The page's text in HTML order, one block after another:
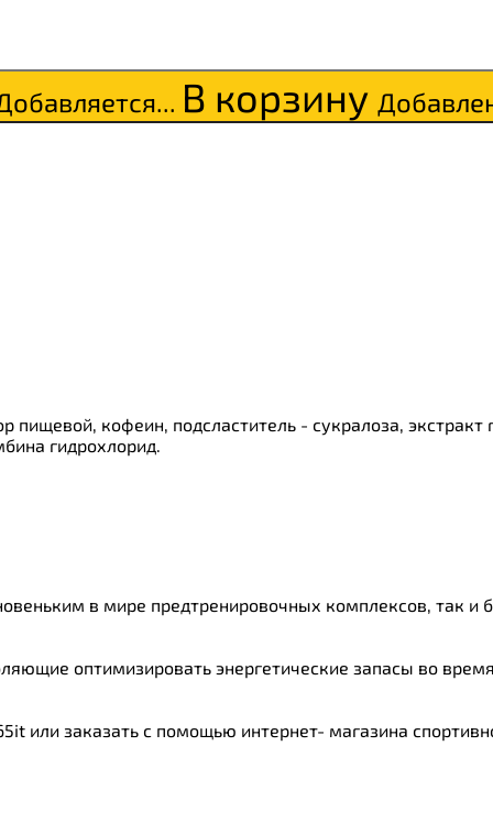
В корзину
пищевой, кофеин, подсластитель - сукралоза,
гидрохлорид.
в мире предтренировочных комплексов, так
оптимизировать энергетические запасы во
или заказать с помощью интернет- магазина